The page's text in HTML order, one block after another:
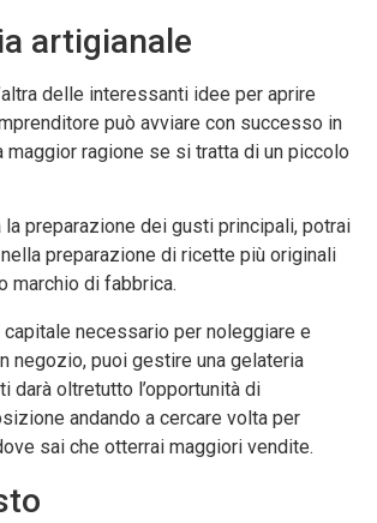
artigianale
delle interessanti idee per aprire
può avviare con successo in
maggior ragione se si tratta di un piccolo
la preparazione dei gusti principali, potrai
preparazione di ricette più originali
marchio di fabbrica.
capitale necessario per noleggiare e
negozio, puoi gestire una gelateria
darà oltretutto l’opportunità di
andando a cercare volta per
sai che otterrai maggiori vendite.